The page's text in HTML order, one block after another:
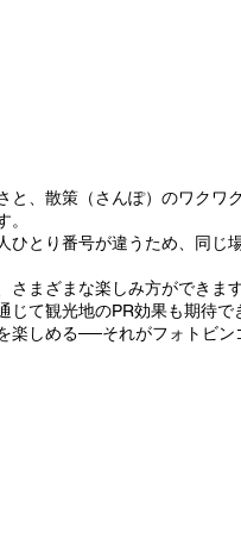
と、散策（さんぽ）のワクワ
ひとり番号が違うため、同じ
まざまな楽しみ方ができます
て観光地のPR効果も期待で
しめる──それがフォトビン